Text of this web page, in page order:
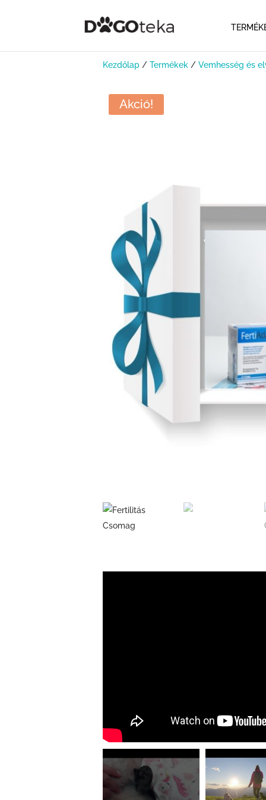
Kezdőlap/ Termékek / Vemhesség és
Akció!